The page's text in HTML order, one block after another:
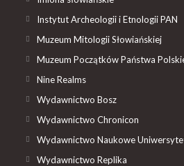
Instytut Archeologii i Etnologii PAN
Muzeum Mitologii Słowiańskiej
Muzeum Początków Państwa
Nine Realms
Wydawnictwo Bosz
Wydawnictwo Chronicon
Wydawnictwo Naukowe
Wydawnictwo Replika